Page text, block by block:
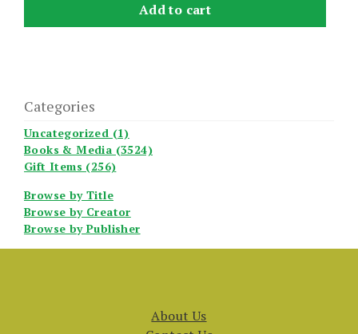
Add to cart
Categories
Uncategorized (1)
Books & Media (3524)
Gift Items (256)
Browse by Title
Browse by Creator
Browse by Publisher
About Us